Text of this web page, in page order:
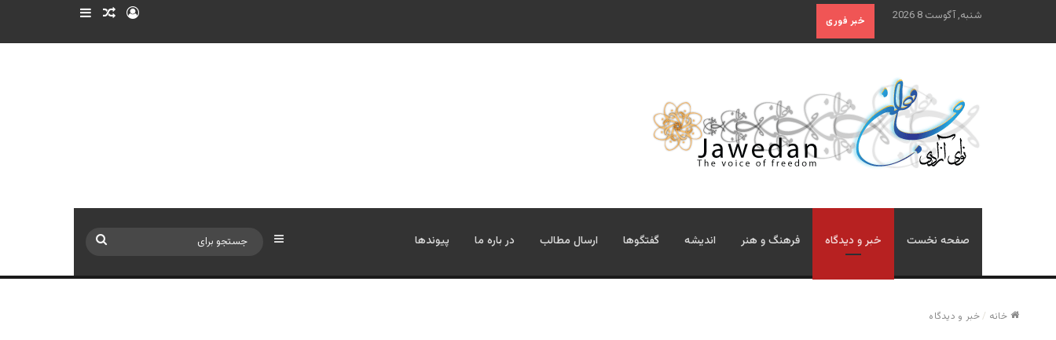
شنبه, آگوست 8 2026 خبر فوری ورود نوشته تصادفی
صفحه نخست خبر و دیدگاه فرهنگ و هنر اندیشه گفتگوها ارسال مطالب در باره ما پیوندها سایدبار
خانه /خبر و دیدگاه